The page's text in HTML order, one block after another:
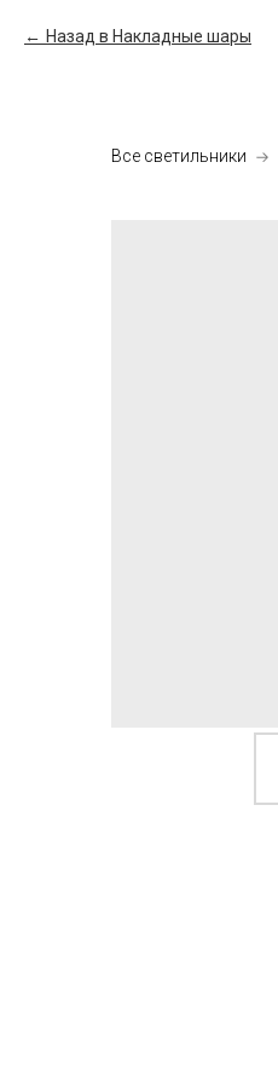
Назад в Накладные шары
Все светильники